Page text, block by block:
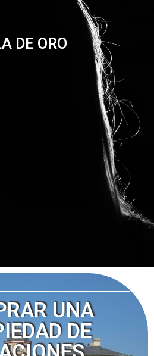
DE ORO
UNA
DE